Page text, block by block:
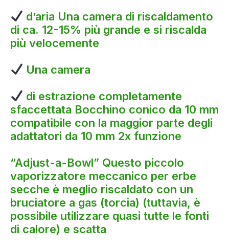
d’aria Una camera di riscaldamento
di ca. 12-15% più grande e si riscalda
più velocemente
Una camera
di estrazione completamente
sfaccettata Bocchino conico da 10 mm
compatibile con la maggior parte degli
adattatori da 10 mm 2x funzione
“Adjust-a-Bowl” Questo piccolo
vaporizzatore meccanico per erbe
secche è meglio riscaldato con un
bruciatore a gas (torcia) (tuttavia, è
possibile utilizzare quasi tutte le fonti
di calore) e scatta